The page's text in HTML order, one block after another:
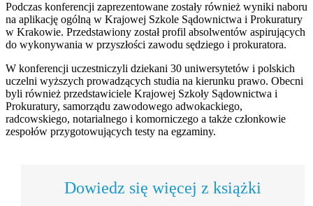
Podczas konferencji zaprezentowane zostały również wyniki naboru
na aplikację ogólną w Krajowej Szkole Sądownictwa i Prokuratury
w Krakowie. Przedstawiony został profil absolwentów aspirujących
do wykonywania w przyszłości zawodu sędziego i prokuratora.
W konferencji uczestniczyli dziekani 30 uniwersytetów i polskich
uczelni wyższych prowadzących studia na kierunku prawo. Obecni
byli również przedstawiciele Krajowej Szkoły Sądownictwa i
Prokuratury, samorządu zawodowego adwokackiego,
radcowskiego, notarialnego i komorniczego a także członkowie
zespołów przygotowujących testy na egzaminy.
Dowiedz się więcej z książki